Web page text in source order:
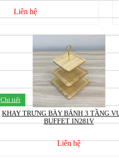
Liên hệ
Chi tiết
KHAY TRƯNG BÀY BÁNH 3 TẦNG
BUFFET IN281V
Liên hệ